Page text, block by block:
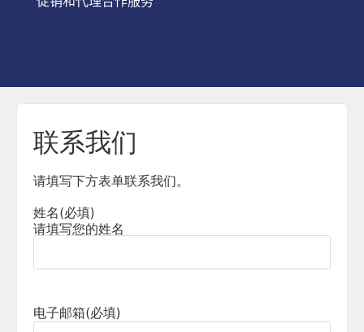
联系我们
请填写下方表单联系我们。
姓名(必填)
请填写您的姓名
电子邮箱(必填)